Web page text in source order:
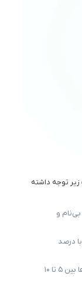
زیر توجه داشته
و
درصد
معمولاً بهترین اسپری‌ها بین ۵ تا ۱۰